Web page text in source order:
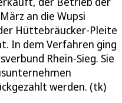
an die Wupsi
Hüttebräucker-Pleite
In dem Verfahren ging
Rhein-Sieg. Sie
werden. (tk)